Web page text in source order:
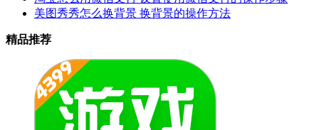
美图秀秀怎么换背景 换背景的操作方法
精品推荐